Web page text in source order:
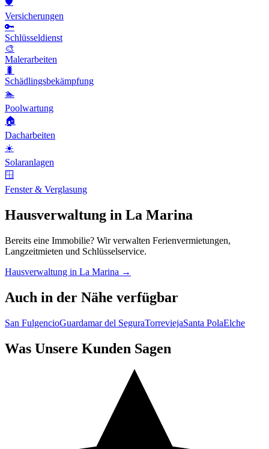
Versicherungen
🔑
Schlüsseldienst
🎨
Malerarbeiten
🐛
Schädlingsbekämpfung
🏊
Poolwartung
🏠
Dacharbeiten
☀️
Solaranlagen
🪟
Fenster & Verglasung
Hausverwaltung in La Marina
Bereits eine Immobilie? Wir verwalten Ferienvermietungen,
Langzeitmieten und Schlüsselservice.
Hausverwaltung in La Marina →
Auch in der Nähe verfügbar
San FulgencioGuardamar del SeguraTorreviejaSanta PolaElche
Was Unsere Kunden Sagen